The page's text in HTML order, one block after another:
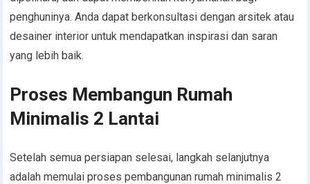
penghuninya. Anda dapat berkonsultasi dengan arsitek atau
desainer interior untuk mendapatkan inspirasi dan saran
yang lebih baik.
Proses Membangun Rumah
Minimalis 2 Lantai
Setelah semua persiapan selesai, langkah selanjutnya
adalah memulai proses pembangunan rumah minimalis 2